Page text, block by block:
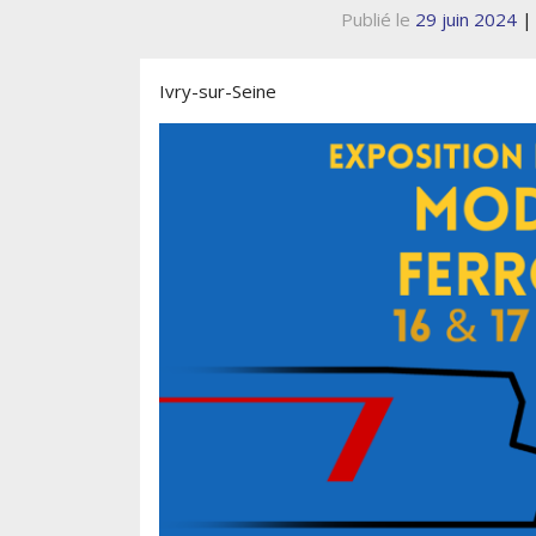
Publié le 29 juin 2024 |
Ivry-sur-Seine